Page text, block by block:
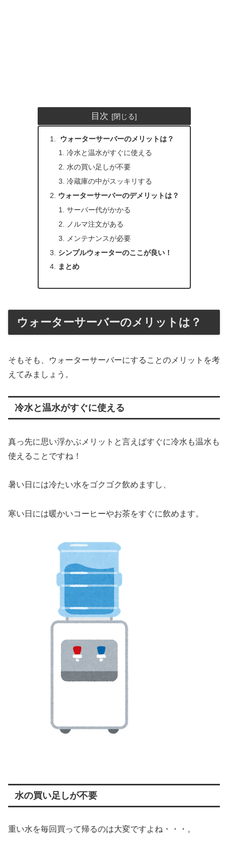
目次
ウォーターサーバーのメリットは？
冷水と温水がすぐに使える
水の買い足しが不要
冷蔵庫の中がスッキリする
ウォーターサーバーのデメリットは？
サーバー代がかかる
ノルマ注文がある
メンテナンスが必要
シンプルウォーターのここが良い！
まとめ
ウォーターサーバーのメリットは？
そもそも、ウォーターサーバーにすることのメリットを考
えてみましょう。
冷水と温水がすぐに使える
真っ先に思い浮かぶメリットと言えばすぐに冷水も温水も
使えることですね！
暑い日には冷たい水をゴクゴク飲めますし、
寒い日には暖かいコーヒーやお茶をすぐに飲めます。
水の買い足しが不要
重い水を毎回買って帰るのは大変ですよね・・・。